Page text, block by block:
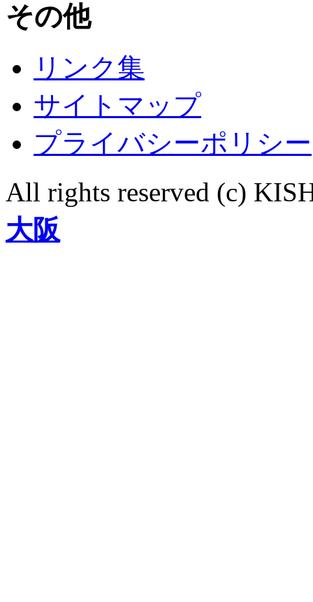
その他
リンク集
サイトマップ
プライバシーポリシー
All rights reserved (c)
大阪